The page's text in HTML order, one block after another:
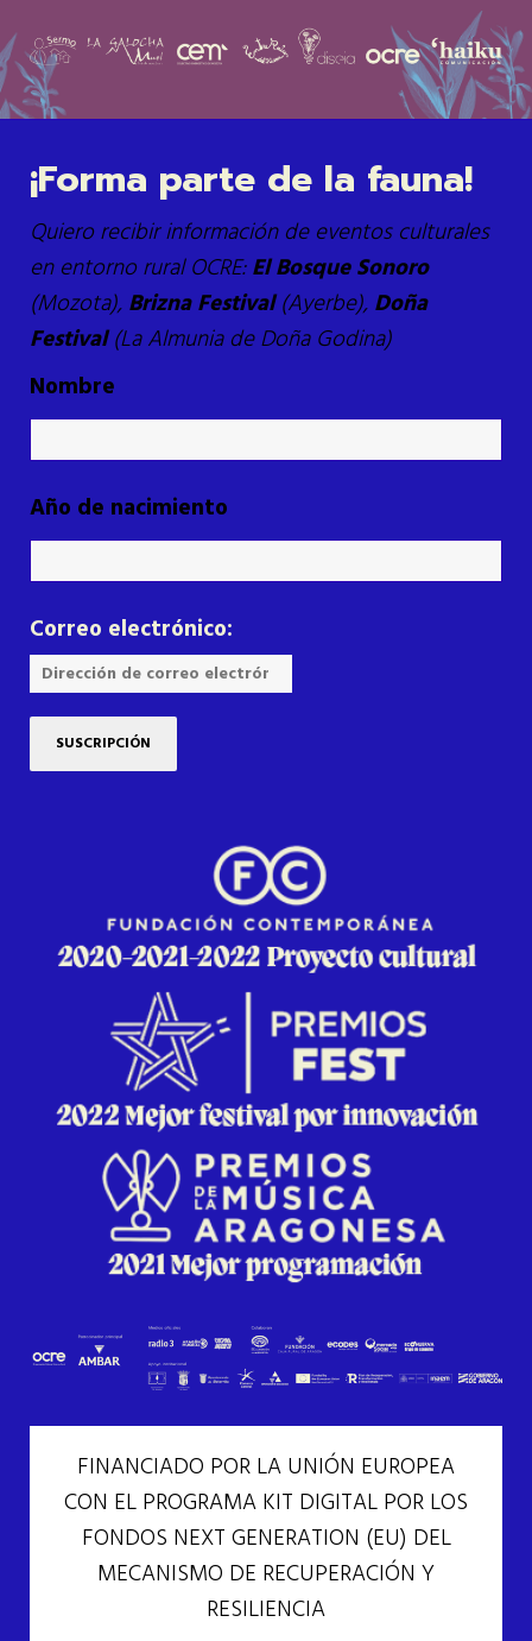
¡Forma parte de la fauna!
Quiero recibir información de eventos culturales
en entorno rural OCRE:El Bosque Sonoro
(Mozota), Brizna Festival(Ayerbe), Doña
Festival(La Almunia de Doña Godina)
Nombre
Año de nacimiento
Correo electrónico:
FINANCIADO POR LA UNIÓN EUROPEA
CON EL PROGRAMA KIT DIGITAL POR LOS
FONDOS NEXT GENERATION (EU) DEL
MECANISMO DE RECUPERACIÓN Y
RESILIENCIA